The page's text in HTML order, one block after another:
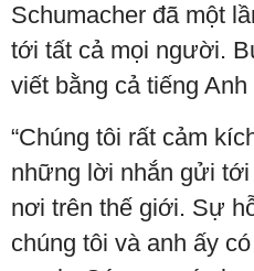
Schumacher đã một
tới tất cả mọi người.
viết bằng cả tiếng
“Chúng tôi rất cảm
những lời nhắn gửi
nơi trên thế giới. Sự
chúng tôi và anh ấy